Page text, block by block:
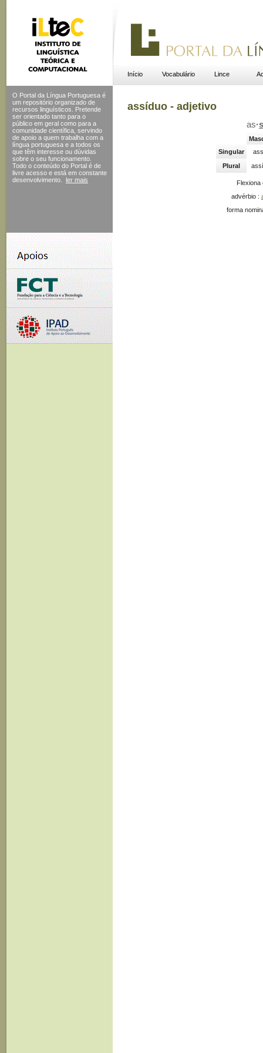
Início Vocabulário Lince
O Portal da Língua Portuguesa é
um repositório organizado de
recursos linguísticos. Pretende
ser orientado tanto para o
público em geral como para a
comunidade científica, servindo
de apoio a quem trabalha com a
língua portuguesa e a todos os
que têm interesse ou dúvidas
sobre o seu funcionamento.
Todo o conteúdo do Portal é de
livre acesso e está em constante
desenvolvimento.
ler mais
assíduo - adjetivo
as·
Singular
Plural
advérbio :
forma